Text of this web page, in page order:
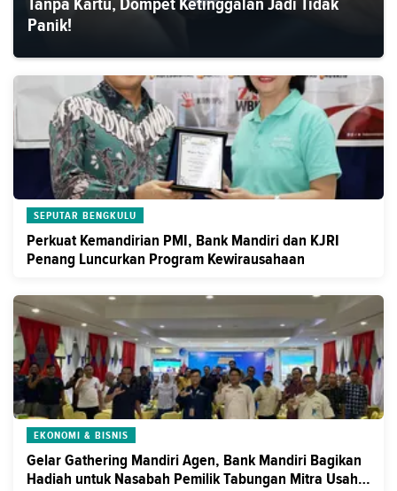
Panik!
SEPUTAR BENGKULU
Perkuat Kemandirian PMI, Bank Mandiri dan KJRI
Penang Luncurkan Program Kewirausahaan
EKONOMI & BISNIS
Gelar Gathering Mandiri Agen, Bank Mandiri Bagikan
Hadiah untuk Nasabah Pemilik Tabungan Mitra Usaha